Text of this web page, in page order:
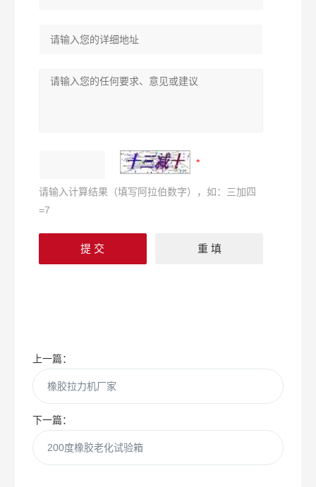
请输入计算结果（填写阿拉伯数字），如：三加四
=7
上一篇：
橡胶拉力机厂家
下一篇：
200度橡胶老化试验箱